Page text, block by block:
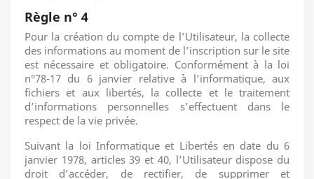
Règle n° 4
Pour la création du compte de l’Utilisateur, la collecte
des informations au moment de l’inscription sur le site
est nécessaire et obligatoire. Conformément à la loi
n°78-17 du 6 janvier relative à l’informatique, aux
fichiers et aux libertés, la collecte et le traitement
d’informations personnelles s’effectuent dans le
respect de la vie privée.
Suivant la loi Informatique et Libertés en date du 6
janvier 1978, articles 39 et 40, l’Utilisateur dispose du
droit d’accéder, de rectifier, de supprimer et